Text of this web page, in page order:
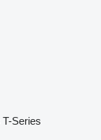
T-Series